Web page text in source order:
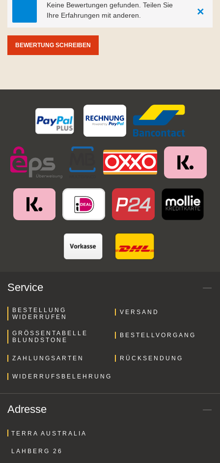
Keine Bewertungen gefunden. Teilen Sie
Ihre Erfahrungen mit anderen.
×
BEWERTUNG SCHREIBEN
Service
BESTELLUNG
WIDERRUFEN
VERSAND
GRÖSSENTABELLE B
LUNDSTONE
BESTELLVORGANG
ZAHLUNGSARTEN RÜCKSENDUNG
WIDERRUFSBELEHRUNG
Adresse
TERRA AUSTRALIA
LAHBERG 26